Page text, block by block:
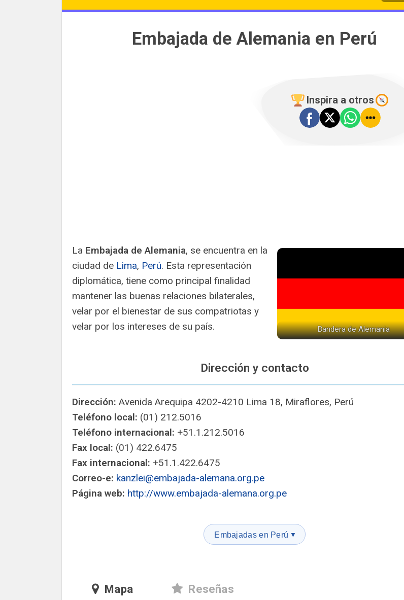
Embajada de Alemania en Perú
Inspira a otros
Bandera de Alemania
La Embajada de Alemania, se encuentra en la
ciudad de Lima, Perú. Esta representación
diplomática, tiene como principal finalidad
mantener las buenas relaciones bilaterales,
velar por el bienestar de sus compatriotas y
velar por los intereses de su país.
Dirección y contacto
Dirección: Avenida Arequipa 4202-4210 Lima 18, Miraflores, Perú
Teléfono local: (01) 212.5016
Teléfono internacional: +51.1.212.5016
Fax local: (01) 422.6475
Fax internacional: +51.1.422.6475
Correo-e: kanzlei@embajada-alemana.org.pe
Página web: http://www.embajada-alemana.org.pe
Embajadas en Perú ▼
Mapa Reseñas